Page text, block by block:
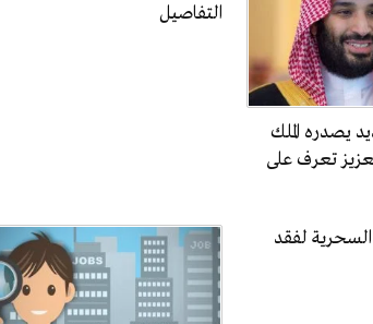
يصدره الملك
تعرف على
التفاصيل
لفقد